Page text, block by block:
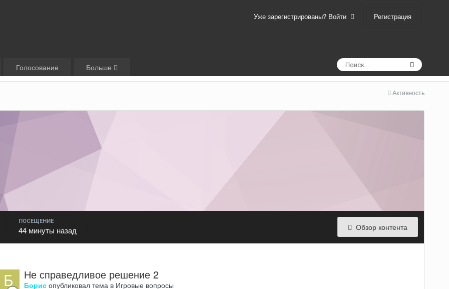
Уже зарегистрированы? Войти Регистрация
Голосование Больше
Активность
Обзор контента
ПОСЕЩЕНИЕ
44 минуты назад
Не справедливое решение 2
Борисопубликовал тема в Игровые вопросы